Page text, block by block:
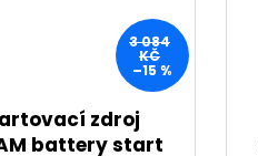
3 084
KČ
–15 %
zdroj
battery start